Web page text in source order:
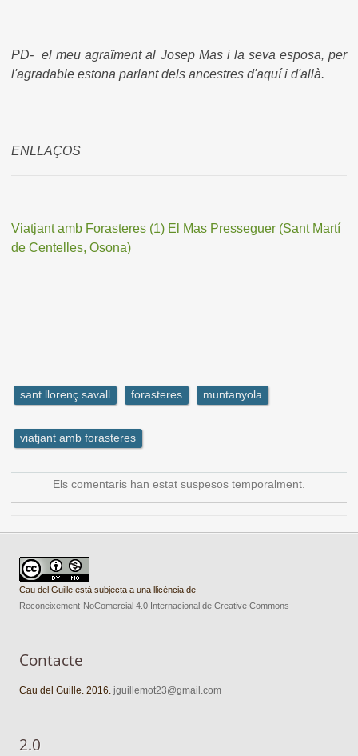
PD- el meu agraïment al Josep Mas i la seva esposa, per
l'agradable estona parlant dels ancestres d'aquí i d'allà.
ENLLAÇOS
Viatjant amb Forasteres (1) El Mas Presseguer (Sant Martí
de Centelles, Osona)
sant llorenç savall forasteres muntanyola
viatjant amb forasteres
Els comentaris han estat suspesos temporalment.
Cau del Guille està subjecta a una llicència de
Reconeixement-NoComercial 4.0 Internacional de Creative Commons
Contacte
Cau del Guille. 2016.jguillemot23@gmail.com
2.0